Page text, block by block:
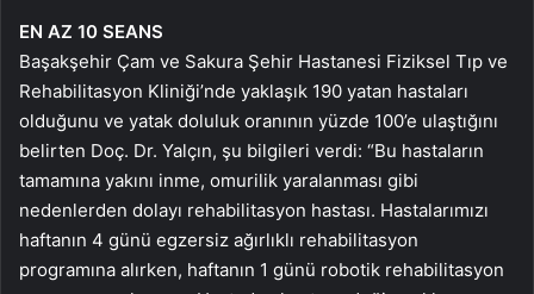
EN AZ 10 SEANS
Başakşehir Çam ve Sakura Şehir Hastanesi Fiziksel Tıp ve
Rehabilitasyon Kliniği’nde yaklaşık 190 yatan hastaları
olduğunu ve yatak doluluk oranının yüzde 100’e ulaştığını
belirten Doç. Dr. Yalçın, şu bilgileri verdi: “Bu hastaların
tamamına yakını inme, omurilik yaralanması gibi
nedenlerden dolayı rehabilitasyon hastası. Hastalarımızı
haftanın 4 günü egzersiz ağırlıklı rehabilitasyon
programına alırken, haftanın 1 günü robotik rehabilitasyon